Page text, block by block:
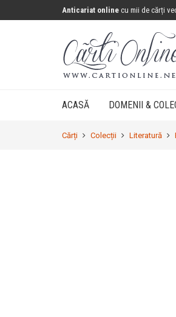
Anticariat online cu mii de cărți
ACASĂ DOMENII &
Cărți Colecții Literatură